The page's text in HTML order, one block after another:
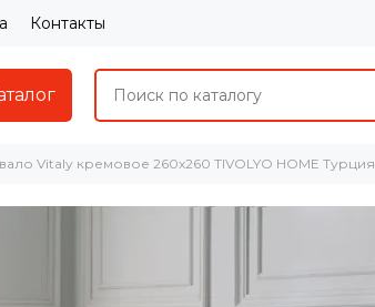
Контакты
Vitaly кремовое 260х260 TIVOLYO HOME Турция